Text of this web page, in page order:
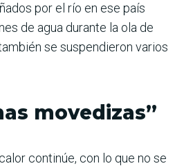
por el río en ese país
de agua durante la ola de
se suspendieron varios
movedizas”
continúe, con lo que no se